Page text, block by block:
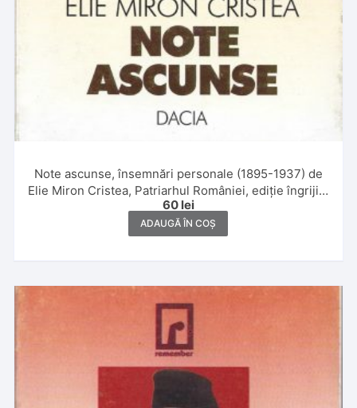
Note ascunse, însemnări personale (1895-1937) de
Elie Miron Cristea, Patriarhul României, ediție îngrijită
și notă asupra ediției de Maria și Pamfil Bilțiu, cuvânt
înainte, note științifice, comentarii de Gheorghe
Bodea, 1999, Cluj-Napoca
60 lei
ADAUGĂ ÎN COȘ